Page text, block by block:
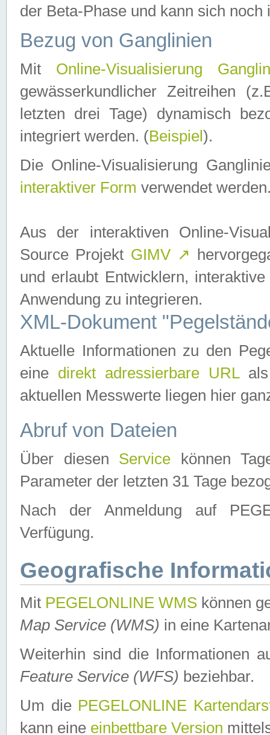
der Beta-Phase und kann sich noch
Bezug von Ganglinien
Mit Online-Visualisierung
gewässerkundlicher Zeitreihen
letzten drei Tage) dynamisch
integriert werden. (Beispiel ).
Die Online-Visualisierung
interaktiver Form verwendet
Aus der interaktiven Online-
Source Projekt GIMV ↗
und erlaubt Entwicklern,
Anwendung zu integrieren.
XML-Dokument
Aktuelle Informationen zu den
eine direkt adressierbare URLals
aktuellen Messwerte liegen hier
Abruf von Dateien
Über diesen Service können
Parameter der letzten 31 Tage
Nach der Anmeldung auf
Verfügung.
Geografische
Mit PEGELONLINE WMS können
Map Service (WMS) in eine
Weiterhin sind die Informationen
Feature Service (WFS) beziehbar.
Um die PEGELONLINE
kann eine einbettbare Version